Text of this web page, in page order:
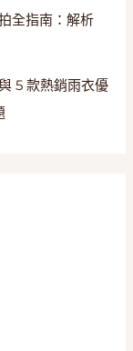
全指南：解析
5 款熱銷雨衣優